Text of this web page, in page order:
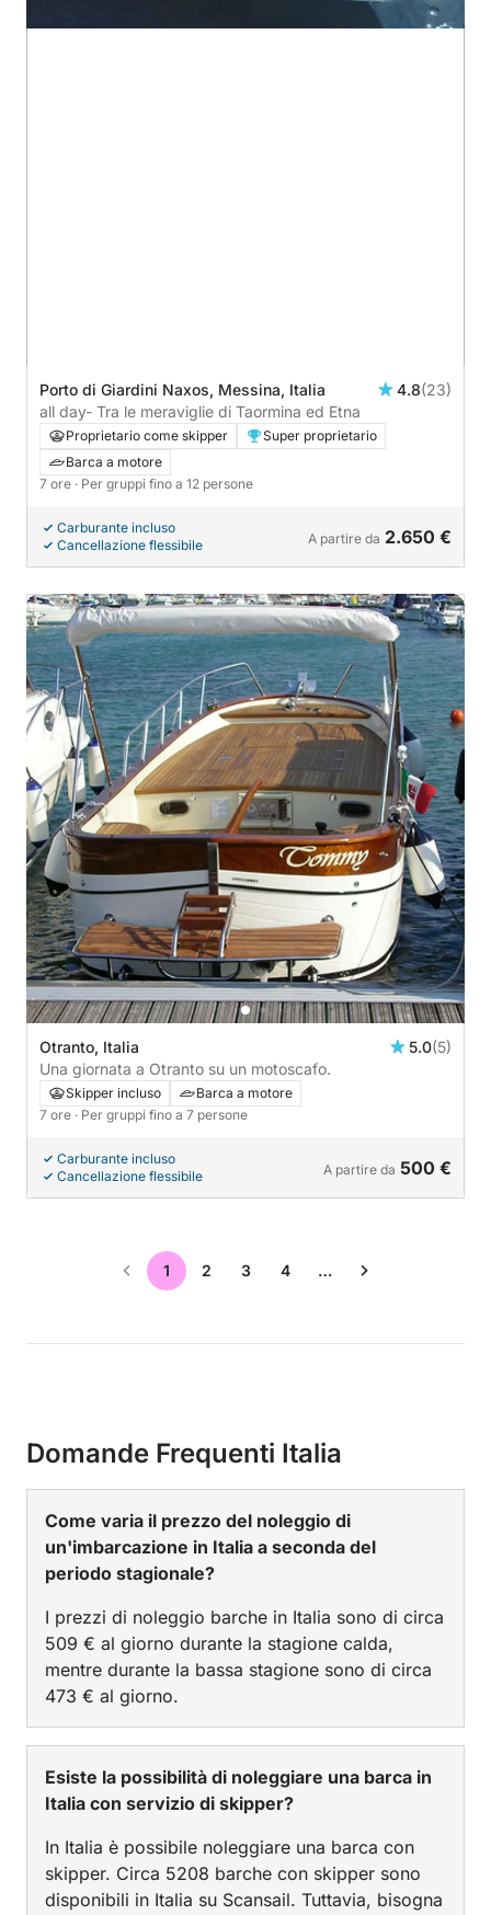
Porto di Giardini Naxos, Messina, Italia 4.8(23)
all day- Tra le meraviglie di Taormina ed Etna
Proprietario come skipper
Super proprietario
Barca a motore
7 ore · Per gruppi fino a 12 persone
Carburante incluso
Cancellazione flessibile
A partire da 2.650 €
Otranto, Italia 5.0(5)
Una giornata a Otranto su un motoscafo.
Skipper incluso
Barca a motore
7 ore · Per gruppi fino a 7 persone
Carburante incluso
Cancellazione flessibile
A partire da 500 €
1 2 3 4 …
Domande Frequenti Italia
Come varia il prezzo del noleggio di
un'imbarcazione in Italia a seconda del
periodo stagionale?
I prezzi di noleggio barche in Italia sono di circa
509 € al giorno durante la stagione calda,
mentre durante la bassa stagione sono di circa
473 € al giorno.
Esiste la possibilità di noleggiare una barca in
Italia con servizio di skipper?
In Italia è possibile noleggiare una barca con
skipper. Circa 5208 barche con skipper sono
disponibili in Italia su Scansail. Tuttavia, bisogna